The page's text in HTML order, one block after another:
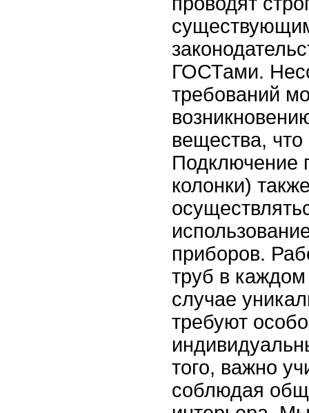
ГОСТами.
требований
вещества,
Подключение
колонки)
приборов.
труб в
случае
требуют
того, важно
соблюдая